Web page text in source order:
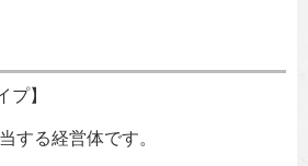
】
する経営体です。